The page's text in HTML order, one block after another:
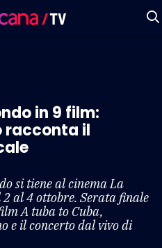
in 9 film:
racconta il
si tiene al cinema La
al 4 ottobre. Serata finale
A tuba to Cuba,
e il concerto dal vivo di